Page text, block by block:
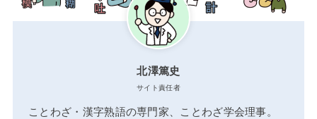
北澤篤史
サイト責任者
ことわざ・漢字熟語の専門家、ことわざ学会理事。